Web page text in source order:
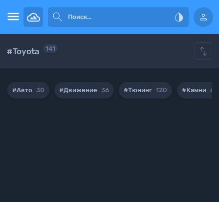
   
#Toyota 141 
#Авто 30 #Движение 36 #Тюнинг 120 #Камни